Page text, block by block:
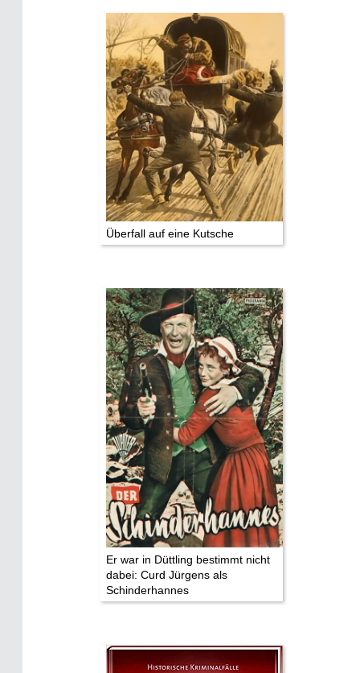
Die dunkle Seite
Mythen, Märchen & Legenden (2025)
Sightseeing:
Die Eifel entdecken
Eifelevents
Eifelkarte:
Drehorte & Tatorte
Die Autoren
TV & Kino
Die Stars:
Wer hat wo gedreht?
Mediathek
Impressum
Datenschutz
Überfall auf eine Kutsche
Er war in Düttling bestimmt nicht
dabei: Curd Jürgens als
Schinderhannes